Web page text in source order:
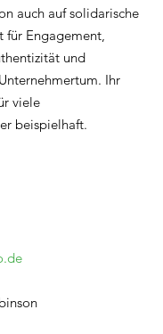
auch auf solidarische
für Engagement,
und
Ihr
viele
beispielhaft.